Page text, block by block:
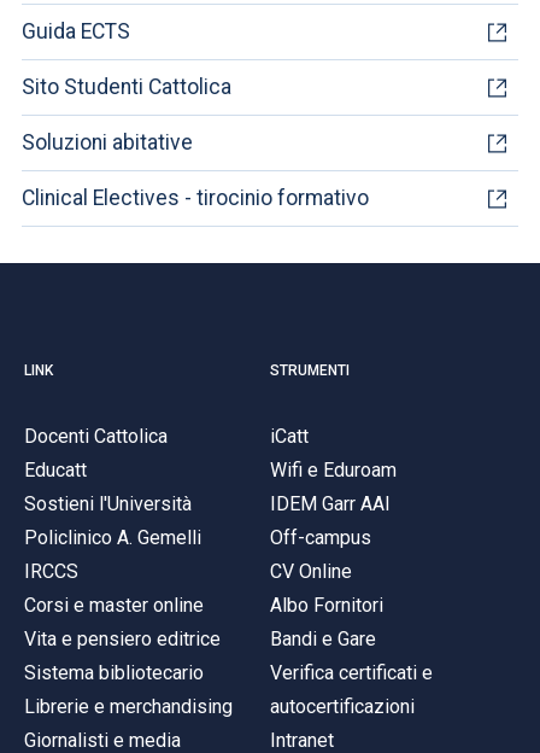
Guida ECTS
Sito Studenti Cattolica
Soluzioni abitative
Clinical Electives - tirocinio formativo
LINK
Docenti Cattolica
Educatt
Sostieni l'Università
Policlinico A. Gemelli
IRCCS
Corsi e master online
Vita e pensiero editrice
Sistema bibliotecario
Librerie e merchandising
Giornalisti e media
STRUMENTI
iCatt
Wifi e Eduroam
IDEM Garr AAI
Off-campus
CV Online
Albo Fornitori
Bandi e Gare
Verifica certificati e
autocertificazioni
Intranet